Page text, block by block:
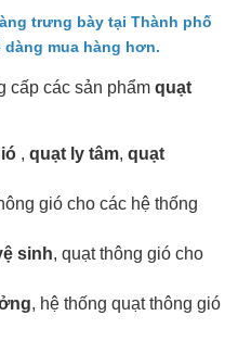
trưng bày tại Thành phố
mua hàng hơn.
cấp các sản phẩm quạt
, quạt ly tâm, quạt
gió cho các hệ thống
sinh, quạt thông gió cho
, hệ thống quạt thông gió